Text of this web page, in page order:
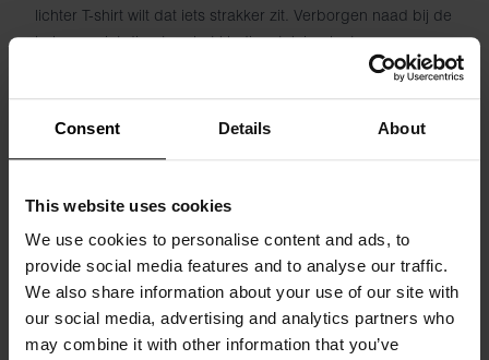
Consent Details About
This website uses cookies
We use cookies to personalise content and ads, to
provide social media features and to analyse our traffic.
We also share information about your use of our site with
our social media, advertising and analytics partners who
may combine it with other information that you’ve
lichter T-shirt wilt dat iets strakker zit. Verborgen naad bij de
hals en print direct op het kledingstuk in plaats van
Materiaal: 94% biologisch katoen, 6% elastaan ​​- 190 g/m²
Specificatie
Maatgids